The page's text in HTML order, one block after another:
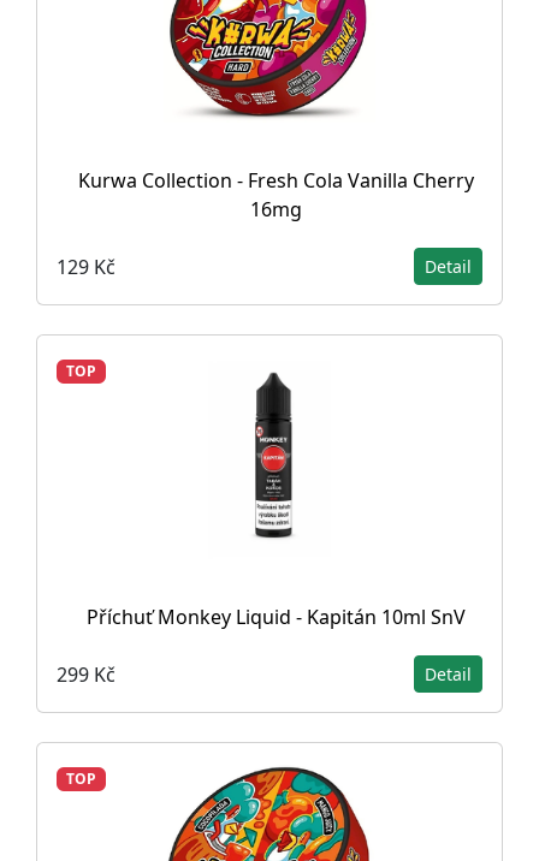
Kurwa Collection - Fresh Cola Vanilla Cherry
16mg
129 Kč Detail
TOP
Příchuť Monkey Liquid - Kapitán 10ml SnV
299 Kč Detail
TOP